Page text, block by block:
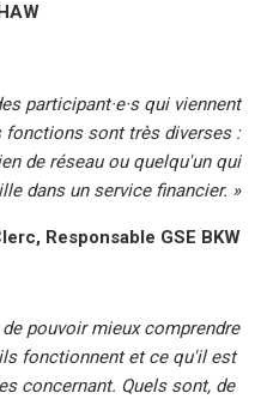
participant·e·s qui viennent
fonctions sont très diverses :
de réseau ou quelqu'un qui
dans un service financier. »
Responsable GSE BKW
pouvoir mieux comprendre
fonctionnent et ce qu'il est
concernant. Quels sont, de